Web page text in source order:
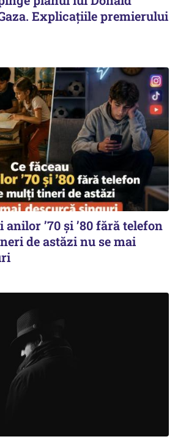
Explicațiile premierului
anilor ’70 și ’80 fără telefon
de astăzi nu se mai